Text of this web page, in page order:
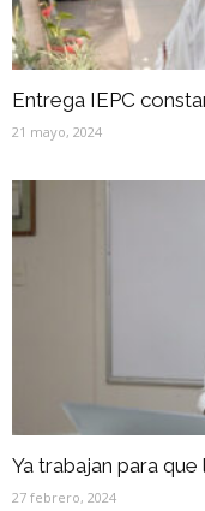
Entrega IEPC
21 mayo, 2024
Ya trabajan para que
27 febrero, 2024